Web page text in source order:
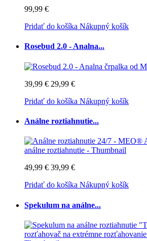
99,99 €
Pridať do košíka Nákupný košík
Rosebud 2.0 - Analna...
39,99 € 29,99 €
Pridať do košíka Nákupný košík
Análne roztiahnutie...
49,99 € 39,99 €
Pridať do košíka Nákupný košík
Spekulum na análne...